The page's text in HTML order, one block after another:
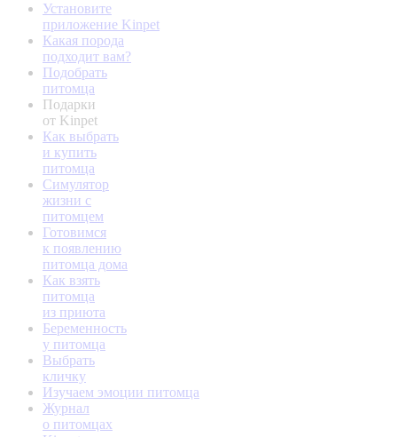
Установите
приложение Kinpet
Какая порода
подходит вам?
Подобрать
питомца
Подарки
от Kinpet
Как выбрать
и купить
питомца
Симулятор
жизни с
питомцем
Готовимся
к появлению
питомца дома
Как взять
питомца
из приюта
Беременность
у питомца
Выбрать
кличку
Изучаем эмоции питомца
Журнал
о питомцах